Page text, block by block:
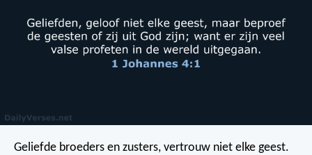
Geliefde broeders en zusters, vertrouw niet elke geest.